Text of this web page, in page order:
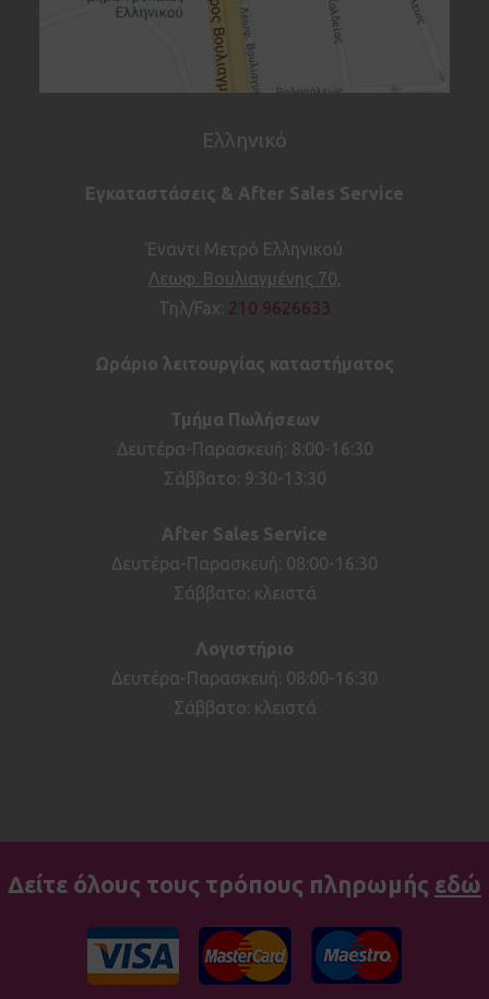
Ελληνικό
Εγκαταστάσεις & After Sales Service
Έναντι Μετρό Ελληνικού
Λεωφ. Βουλιαγμένης 70,
Τηλ/Fax: 210 9626633
Ωράριο λειτουργίας καταστήματος
Τμήμα Πωλήσεων
Δευτέρα-Παρασκευή: 8:00-16:30
Σάββατο: 9:30-13:30
After Sales Service
Δευτέρα-Παρασκευή: 08:00-16:30
Σάββατο: κλειστά
Λογιστήριο
Δευτέρα-Παρασκευή: 08:00-16:30
Σάββατο: κλειστά
Δείτε όλους τους τρόπους πληρωμής εδώ